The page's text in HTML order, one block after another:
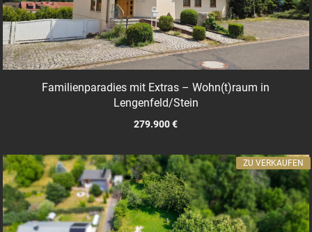
Familienparadies mit Extras – Wohn(t)raum in
Lengenfeld/Stein
279.900 €
ZU VERKAUFEN